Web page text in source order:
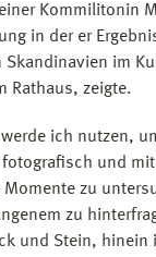
Kommilitonin
in der er
Skandinavien im
Rathaus, zeigte.
ich nutzen,
fotografisch und
Momente zu
zu
und Stein, hinein